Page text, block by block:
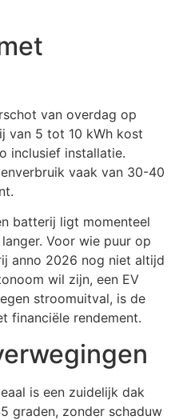
van overdag op
van 5 tot 10 kWh kost
inclusief installatie.
vaak van 30-40
batterij ligt momenteel
Voor wie puur op
anno 2026 nog niet altijd
wil zijn, een EV
stroomuitval, is de
financiële rendement.
is een zuidelijk dak
graden, zonder schaduw